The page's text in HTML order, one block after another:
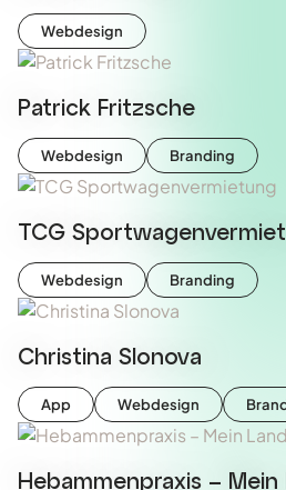
Webdesign
Patrick Fritzsche
Webdesign Branding
TCG
Webdesign Branding
Christina Slonova
App Webdesign
Hebammenpraxis – Mein